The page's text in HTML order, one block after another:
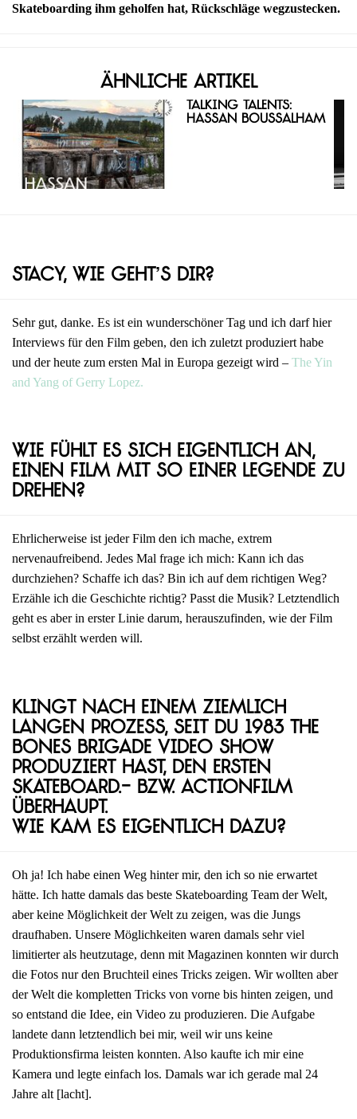
Skateboarding ihm geholfen hat, Rückschläge wegzustecken.
Ähnliche Artikel
Talking Talents:
Hassan Boussalham
Stacy, wie geht’s dir?
Sehr gut, danke. Es ist ein wunderschöner Tag und ich darf hier
Interviews für den Film geben, den ich zuletzt produziert habe
und der heute zum ersten Mal in Europa gezeigt wird – The Yin
and Yang of Gerry Lopez.
Wie fühlt es sich eigentlich an,
einen Film mit so einer Legende zu
drehen?
Ehrlicherweise ist jeder Film den ich mache, extrem
nervenaufreibend. Jedes Mal frage ich mich: Kann ich das
durchziehen? Schaffe ich das? Bin ich auf dem richtigen Weg?
Erzähle ich die Geschichte richtig? Passt die Musik? Letztendlich
geht es aber in erster Linie darum, herauszufinden, wie der Film
selbst erzählt werden will.
Klingt nach einem ziemlich
langen Prozess, seit du 1983 The
Bones Brigade Video Show
produziert hast, den ersten
Skateboard.- bzw. Actionfilm
überhaupt.
Wie kam es eigentlich dazu?
Oh ja! Ich habe einen Weg hinter mir, den ich so nie erwartet
hätte. Ich hatte damals das beste Skateboarding Team der Welt,
aber keine Möglichkeit der Welt zu zeigen, was die Jungs
draufhaben. Unsere Möglichkeiten waren damals sehr viel
limitierter als heutzutage, denn mit Magazinen konnten wir durch
die Fotos nur den Bruchteil eines Tricks zeigen. Wir wollten aber
der Welt die kompletten Tricks von vorne bis hinten zeigen, und
so entstand die Idee, ein Video zu produzieren. Die Aufgabe
landete dann letztendlich bei mir, weil wir uns keine
Produktionsfirma leisten konnten. Also kaufte ich mir eine
Kamera und legte einfach los. Damals war ich gerade mal 24
Jahre alt [lacht].